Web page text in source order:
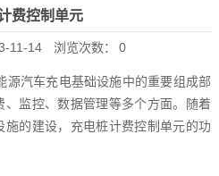
费控制单元
11-14 浏览次数： 0
源汽车充电基础设施中的重要组成部
监控、数据管理等多个方面。随着
的建设，充电桩计费控制单元的功